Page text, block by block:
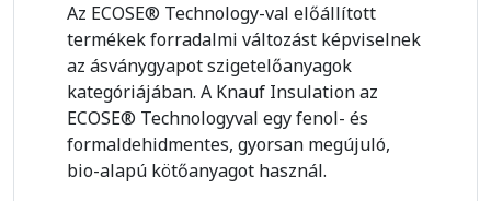
Az ECOSE® Technology-val előállított
termékek forradalmi változást képviselnek
az ásványgyapot szigetelőanyagok
kategóriájában. A Knauf Insulation az
ECOSE® Technologyval egy fenol- és
formaldehidmentes, gyorsan megújuló,
bio-alapú kötőanyagot használ.